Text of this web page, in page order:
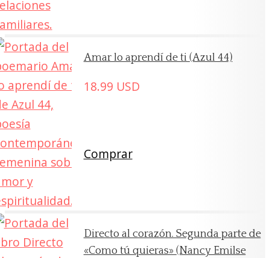
Amar lo aprendí de ti (Azul 44)
18.99 USD
Comprar
Directo al corazón. Segunda parte de
«Como tú quieras» (Nancy Emilse